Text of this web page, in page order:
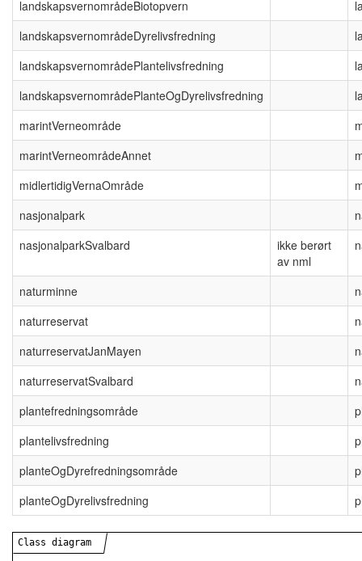
landskapsvernområdeBiotopvern
landskapsvernområdeDyrelivsfredning
landskapsvernområdePlantelivsfredning
landskapsvernområdePlanteOgDyrelivsfredning
marintVerneområde
marintVerneområdeAnnet
midlertidigVernaOmråde
nasjonalpark
nasjonalparkSvalbard
ikke berørt
av nml
naturminne
naturreservat
naturreservatJanMayen
naturreservatSvalbard
plantefredningsområde
plantelivsfredning
planteOgDyrefredningsområde
planteOgDyrelivsfredning